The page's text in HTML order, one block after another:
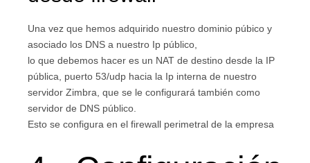
Una vez que hemos adquirido nuestro dominio púbico y
asociado los DNS a nuestro Ip público,
lo que debemos hacer es un NAT de destino desde la IP
pública, puerto 53/udp hacia la Ip interna de nuestro
servidor Zimbra, que se le configurará también como
servidor de DNS público.
Esto se configura en el firewall perimetral de la empresa